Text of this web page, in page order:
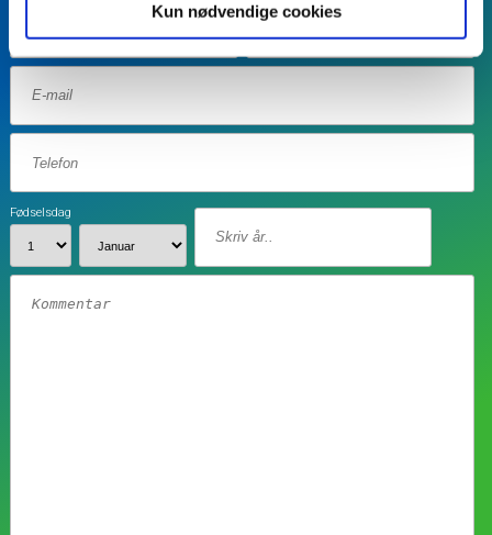
Kun nødvendige cookies
Fødselsdag